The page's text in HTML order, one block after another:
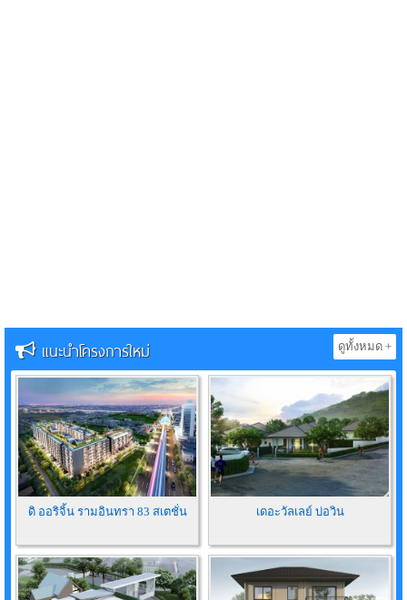
แนะนำโครงการใหม่ ดูทั้งหมด +
ดิ ออริจิ้น รามอินทรา 83 สเตชั่น เดอะวัลเลย์ บ่อวิน